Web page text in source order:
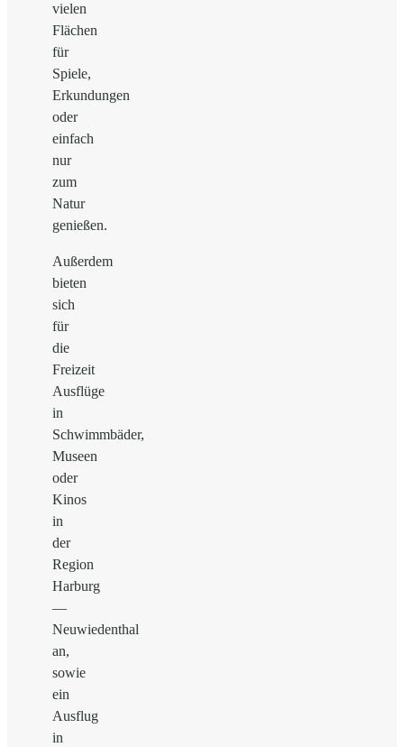
vielen
Flächen
für
Spiele,
Erkundungen
oder
einfach
nur
zum
Natur
genießen.
Außerdem
bieten
sich
für
die
Freizeit
Ausflüge
in
Schwimmbäder,
Museen
oder
Kinos
in
der
Region
Harburg
—
Neuwiedenthal
an,
sowie
ein
Ausflug
in